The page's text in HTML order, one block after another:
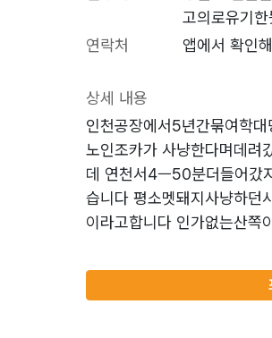
고의로유기
연락처
앱에서 확인
상세 내용
인천공장에서5년간묶여학
노인조카가 사냥한다며데려
데 연천서4ㅡ50분더들어갔
습니다 평소멧돼지사냥하던
이라고합니다 인가없는산쪽